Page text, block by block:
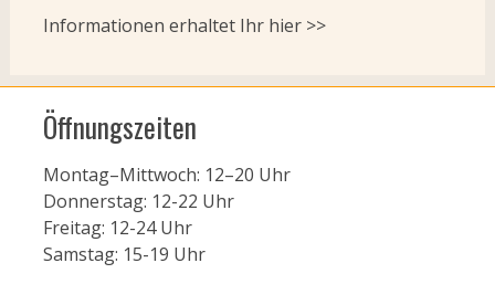
Informationen erhaltet Ihr hier >>
Öffnungszeiten
Montag–Mittwoch: 12–20 Uhr
Donnerstag: 12-22 Uhr
Freitag: 12-24 Uhr
Samstag: 15-19 Uhr